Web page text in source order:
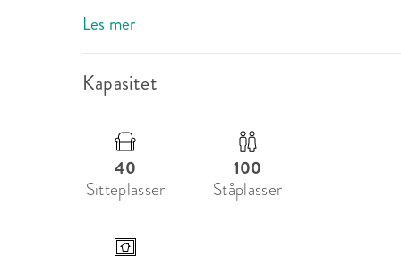
Medvind som har fått sin fulle, faste stilling.
fotograf Justine, som sammen med hver
Les mer
Kapasitet
40
Sitteplasser
100
Ståplasser